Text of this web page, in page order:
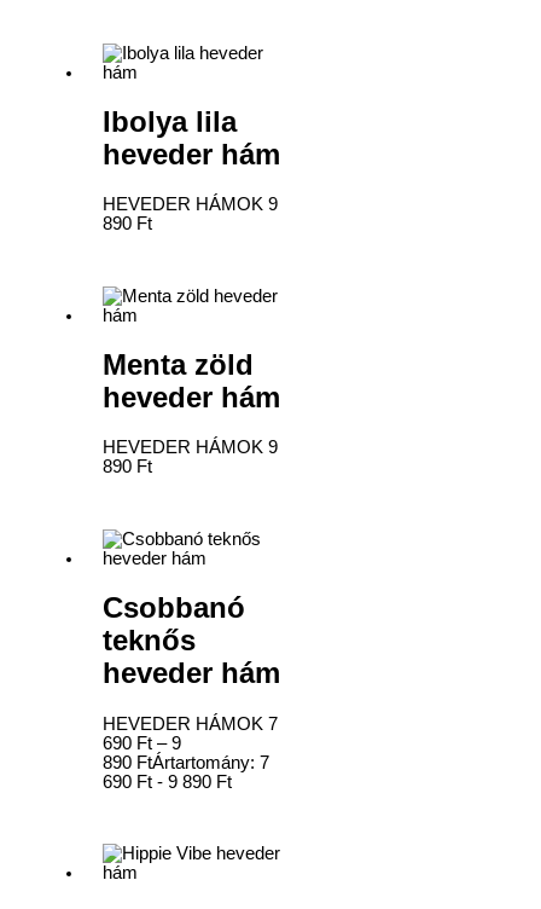
Ibolya lila
heveder hám
HEVEDER HÁMOK9
890 Ft
Menta zöld
heveder hám
HEVEDER HÁMOK9
890 Ft
Csobbanó
teknős
heveder hám
HEVEDER HÁMOK7
690 Ft – 9
890 FtÁrtartomány: 7
690 Ft - 9 890 Ft